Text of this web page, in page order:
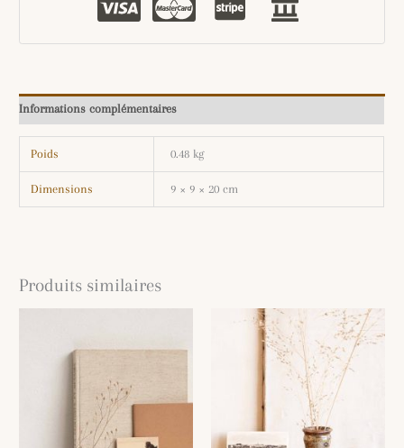
Informations complémentaires
Poids 0.48 kg
Dimensions 9 × 9 × 20 cm
Produits similaires